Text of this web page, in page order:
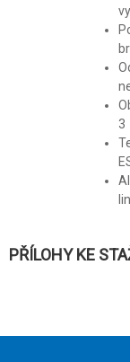
3
PŘÍLOHY KE